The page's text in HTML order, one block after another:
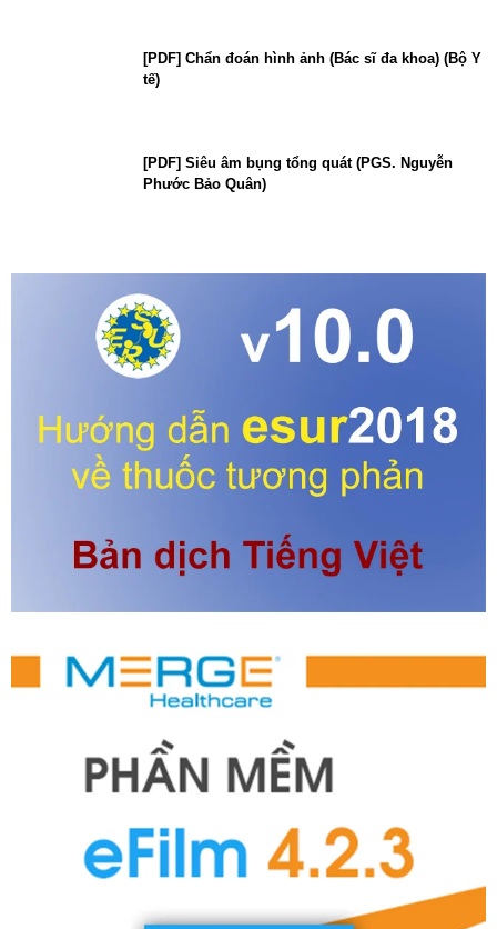
[PDF] Chẩn đoán hình ảnh (Bác sĩ đa khoa) (Bộ Y
tế)
[PDF] Siêu âm bụng tổng quát (PGS. Nguyễn
Phước Bảo Quân)